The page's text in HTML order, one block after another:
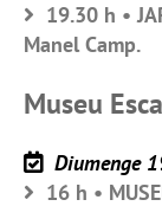
19.30 h •
Manel Camp.
Museu
Diumenge
16 h •